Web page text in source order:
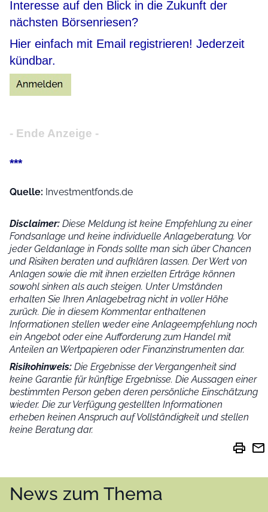
Interesse auf den Blick in die Zukunft der
nächsten Börsenriesen?
Hier einfach mit Email registrieren! Jederzeit
kündbar.
- Ende Anzeige -
***
Quelle: Investmentfonds.de
Disclaimer: Diese Meldung ist keine Empfehlung zu einer
Fondsanlage und keine individuelle Anlageberatung. Vor
jeder Geldanlage in Fonds sollte man sich über Chancen
und Risiken beraten und aufklären lassen. Der Wert von
Anlagen sowie die mit ihnen erzielten Erträge können
sowohl sinken als auch steigen. Unter Umständen
erhalten Sie Ihren Anlagebetrag nicht in voller Höhe
zurück. Die in diesem Kommentar enthaltenen
Informationen stellen weder eine Anlageempfehlung noch
ein Angebot oder eine Aufforderung zum Handel mit
Anteilen an Wertpapieren oder Finanzinstrumenten dar.
Risikohinweis: Die Ergebnisse der Vergangenheit sind
keine Garantie für künftige Ergebnisse. Die Aussagen einer
bestimmten Person geben deren persönliche Einschätzung
wieder. Die zur Verfügung gestellten Informationen
erheben keinen Anspruch auf Vollständigkeit und stellen
keine Beratung dar.
print mail
News zum Thema